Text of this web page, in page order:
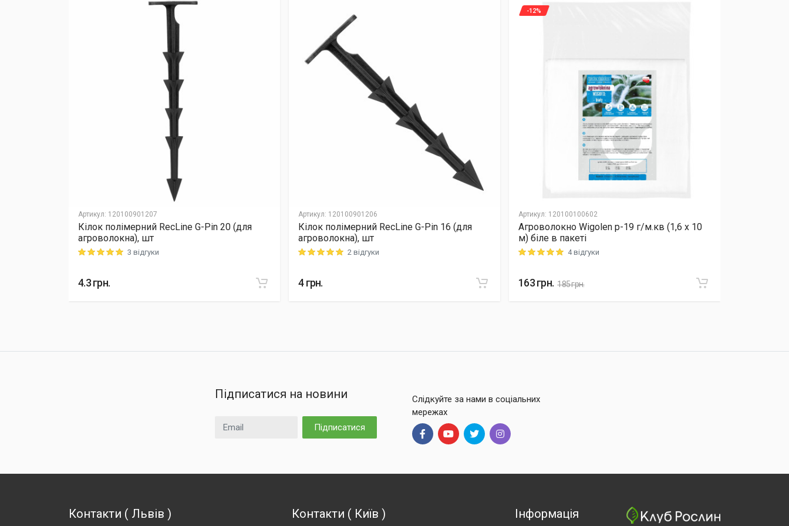
Артикул: 120100901207
Кілок полімерний RecLine G-Pin 20 (для
агроволокна), шт
Rating: 5 out of 53 відгуки
4.3грн.
Артикул: 120100901206
Кілок полімерний RecLine G-Pin 16 (для
агроволокна), шт
Rating: 5 out of 52 відгуки
4 грн.
Артикул: 120100100602
-12%
Агроволокно Wigolen p-19 г/м.кв (1,6 x 10
м) біле в пакеті
Rating: 5 out of 54 відгуки
163грн. 185грн.
Підписатися на новини
Email Підписатися
Слідкуйте за нами в соціальних
мережах
Контакти ( Львів ) Контакти ( Київ ) Інформація